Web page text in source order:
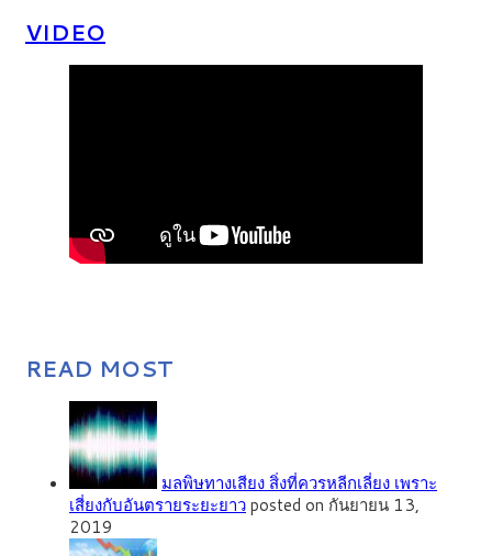
VIDEO
READ MOST
มลพิษทางเสียง สิ่งที่ควรหลีกเลี่ยง เพราะ
เสี่ยงกับอันตรายระยะยาวposted on กันยายน 13,
2019